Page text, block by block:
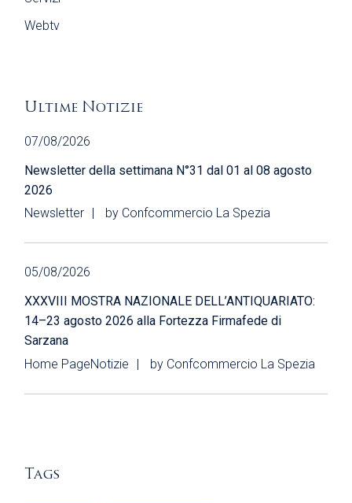
Webtv
Ultime Notizie
07/08/2026
Newsletter della settimana N°31 dal 01 al 08 agosto
2026
Newsletter
by Confcommercio La Spezia
05/08/2026
XXXVIII MOSTRA NAZIONALE DELL’ANTIQUARIATO:
14–23 agosto 2026 alla Fortezza Firmafede di
Sarzana
Home PageNotizie by Confcommercio La Spezia
Tags